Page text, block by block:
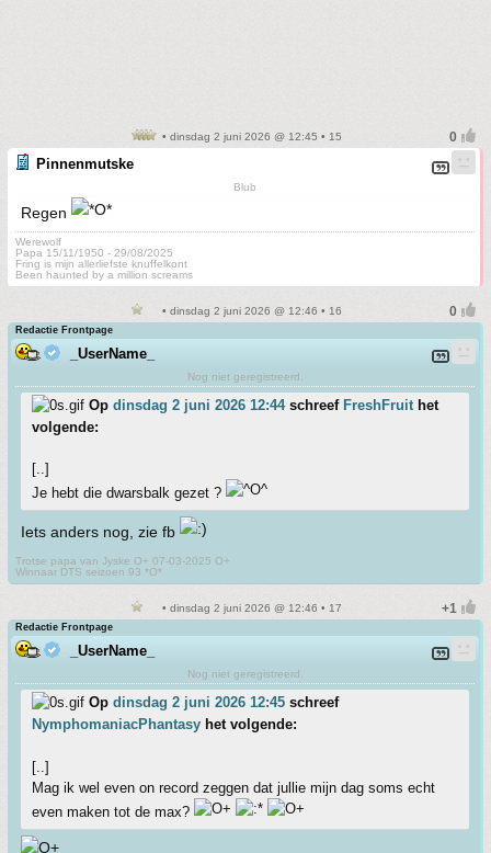
• dinsdag 2 juni 2026 @ 12:45 • 15
Pinnenmutske
Blub
Regen
Werewolf
Papa 15/11/1950 - 29/08/2025
Fring is mijn allerliefste knuffelkont
Been haunted by a million screams
• dinsdag 2 juni 2026 @ 12:46 • 16
Redactie Frontpage
_UserName_
Nog niet geregistreerd.
Op dinsdag 2 juni 2026 12:44schreef FreshFruithet
volgende:
[..]
Je hebt die dwarsbalk gezet ?
Iets anders nog, zie fb
Trotse papa van Jyske O+ 07-03-2025 O+
Winnaar DTS seizoen 93 *O*
• dinsdag 2 juni 2026 @ 12:46 • 17
Redactie Frontpage
_UserName_
Nog niet geregistreerd.
Op dinsdag 2 juni 2026 12:45 schreef
NymphomaniacPhantasy het volgende:
[..]
Mag ik wel even on record zeggen dat jullie mijn dag soms echt
even maken tot de max?